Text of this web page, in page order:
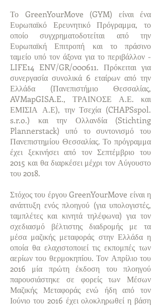
Το GreenYourMove (GYM) είναι ένα
Ευρωπαϊκό Ερευνητικό Πρόγραμμα, το
οποίο συγχρηματοδοτείται από την
Ευρωπαϊκή Επιτροπή και το πράσινο
ταμείο υπό τον άξονα για το περιβάλλον -
LIFE14 ENV/GR/000611. Πρόκειται για
συνεργασία συνολικά 6 εταίρων από την
Ελλάδα (Πανεπιστήμιο Θεσσαλίας,
AVMapGISA.E., ΤΡΑΙΝΟΣΕ Α.Ε. και
ΕΜΙΣΙΑ Α.Ε), την Τσεχία (CHAPSspol.
s.r.o.) και την Ολλανδία (Stichting
Plannerstack) υπό το συντονισμό του
Πανεπιστημίου Θεσσαλίας. Το πρόγραμμα
έχει ξεκινήσει από τον Σεπτέμβριο του
2015 και θα διαρκέσει μέχρι τον Αύγουστο
του 2018.
Στόχος του έργου GreenYourMove είναι η
ανάπτυξη ενός πλοηγού (για υπολογιστές,
ταμπλέτες και κινητά τηλέφωνα) για τον
σχεδιασμό βέλτιστης διαδρομής με τα
μέσα μαζικής μεταφοράς στην Ελλάδα η
οποία θα ελαχιστοποιεί τις εκπομπές των
αερίων του θερμοκηπίου. Τον Απρίλιο του
2016 μία πρώτη έκδοση του πλοηγού
παρουσιάστηκε σε φορείς των Μέσων
Μαζικής Μεταφοράς ενώ ήδη από τον
Ιούνιο του 2016 έχει ολοκληρωθεί η βάση